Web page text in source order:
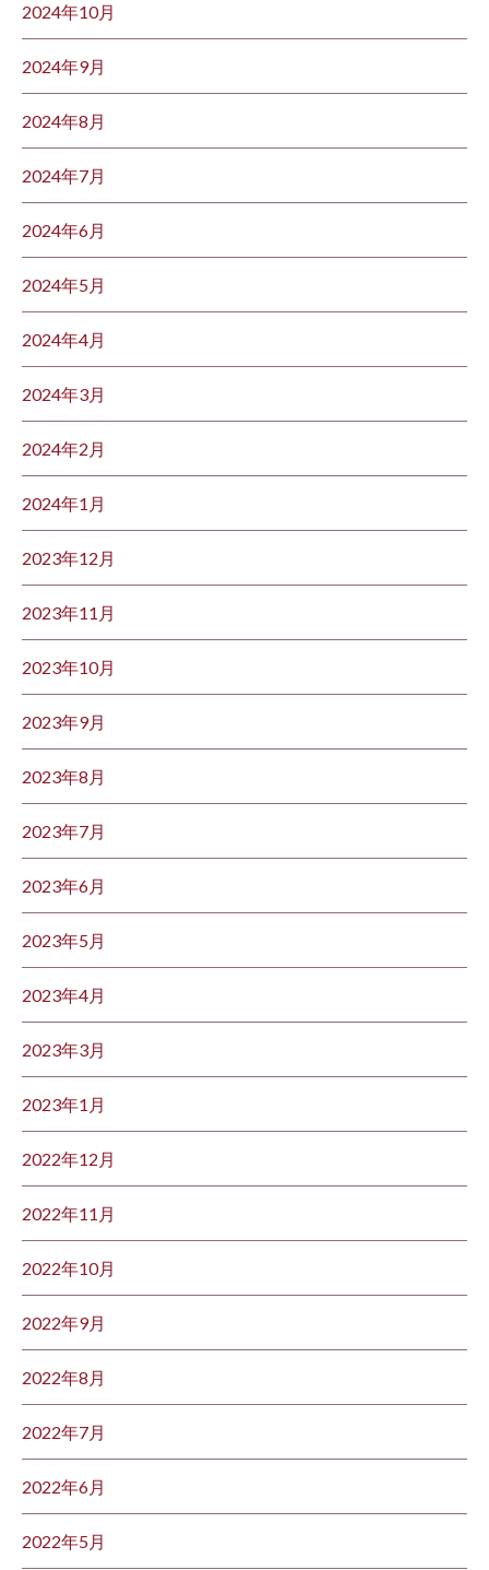
2024年10月
2024年9月
2024年8月
2024年7月
2024年6月
2024年5月
2024年4月
2024年3月
2024年2月
2024年1月
2023年12月
2023年11月
2023年10月
2023年9月
2023年8月
2023年7月
2023年6月
2023年5月
2023年4月
2023年3月
2023年1月
2022年12月
2022年11月
2022年10月
2022年9月
2022年8月
2022年7月
2022年6月
2022年5月